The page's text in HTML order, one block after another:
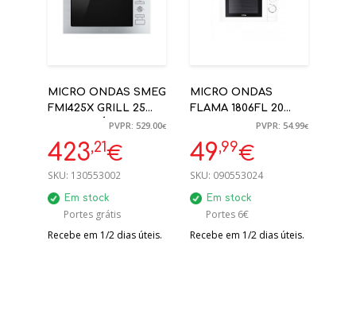
MICRO ONDAS SMEG
FMI425X GRILL 25
LITROS SÉRIE
SELEZIONE INOX
ENCASTRE
PVPR: 529.00€
423,21€
SKU: 130553002
Em stock
Portes grátis
Recebe em 1/2 dias úteis.
MICRO ONDAS
FLAMA 1806FL 20
LITROS 700W S/
GRILL BRANCO
PVPR: 54.99€
49,99€
SKU: 090553024
Em stock
Portes 6€
Recebe em 1/2 dias úteis.